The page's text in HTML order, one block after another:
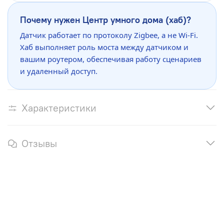
Почему нужен Центр умного дома (хаб)?
Датчик работает по протоколу Zigbee, а не Wi-Fi.
Хаб выполняет роль моста между датчиком и
вашим роутером, обеспечивая работу сценариев
и удаленный доступ.
Характеристики
Отзывы